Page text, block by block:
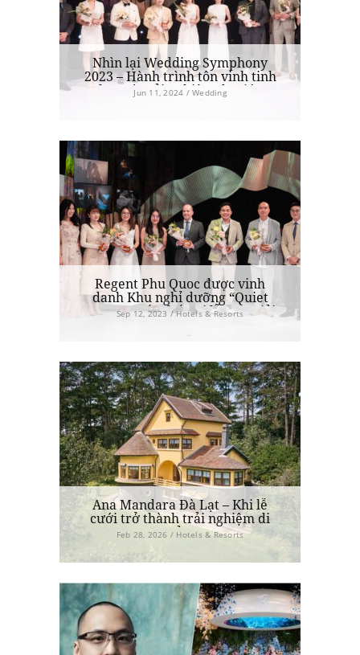
Nhìn lại Wedding Symphony
2023 – Hành trình tôn vinh tinh
hoa và trải nghiệm đa giác
Jun 11, 2024 / Wedding
Regent Phu Quoc được vinh
danh Khu nghỉ dưỡng “Quiet
Luxury” tốt nhất tại lễ trao giải
Sep 12, 2023 / Hotels & Resorts
Ana Mandara Đà Lạt – Khi lễ
cưới trở thành trải nghiệm di
sản
Feb 28, 2026 / Hotels & Resorts